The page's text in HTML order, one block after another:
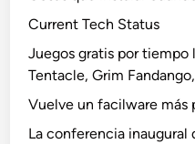
Current Tech Status
Juegos gratis por tiempo
Tentacle, Grim
Vuelve un facilware más
La conferencia inaugural